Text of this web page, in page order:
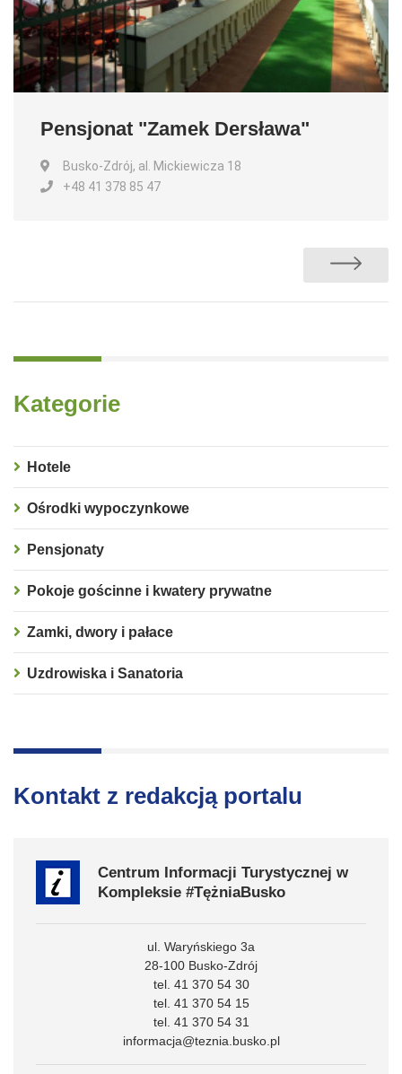
Pensjonat "Zamek Dersława"
Busko-Zdrój, al. Mickiewicza 18
+48 41 378 85 47
Kategorie
Hotele
Ośrodki wypoczynkowe
Pensjonaty
Pokoje gościnne i kwatery prywatne
Zamki, dwory i pałace
Uzdrowiska i Sanatoria
Kontakt z redakcją portalu
Centrum Informacji Turystycznej w
Kompleksie #TężniaBusko
ul. Waryńskiego 3a
28-100 Busko-Zdrój
tel. 41 370 54 30
tel. 41 370 54 15
tel. 41 370 54 31
informacja@teznia.busko.pl